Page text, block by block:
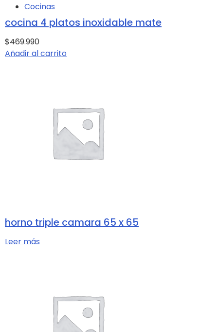
Cocinas
cocina 4 platos inoxidable mate
$469.990
Añadir al carrito
horno triple camara 65 x 65
Leer más